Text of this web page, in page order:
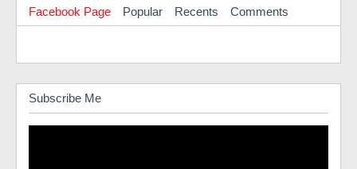
Facebook Page Popular Recents Comments
Subscribe Me